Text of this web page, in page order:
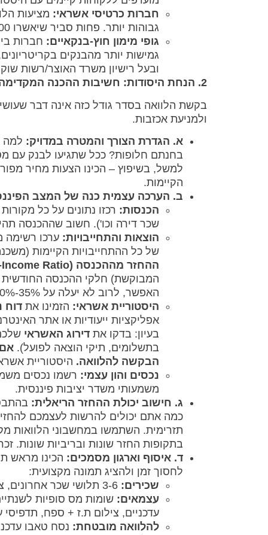
חברות כרטיסי אשראי: מציעות
גבוהות יותר. פחות סביר שיאשרו 300,000 ש"ח כהלוואה לא מובטחת.
גופי מימון חוץ-בנקאיים: חברות
גמישות יותר מהבנקים
ובעל רישיון משרד האוצר/רשות שוק
2. הנחת היסודות: חשיבות ההכנה המקדימה לפני הגשת הבקשה
בקשת הלוואה בסדר גודל כזה אינה דבר
ולמניעת אכזבות.
א. הגדרת הצורך והמטרה במדויק:
בחנתם חלופות? ככל שתגיעו לבנק עם
למשל, בשיפוץ – הכינו הצעות מחיר
הקיימות.
ב. הערכה עצמית כנה של המצב
הכנסות: רכזו נתונים על כל
שכר דירה וכו'). חשוב שההכנסה
הוצאות והתחייבויות: ערכו רשימה
של כל ההתחייבויות הקיימות
ההחזר מההכנסה (DTI – Debt-to-Income Ratio)
המבוקשת) חלקי ההכנסה החודשית
האפשר, לרוב לא יעלה על 35%-40%.
היסטוריית אשראי: הזמינו את דוח
בעיון: בדקו את דירוג האשראי
בתשלומים, תיקי הוצאה לפועל). אם
הבקשה להלוואה. היסטוריית
נכסים והון עצמי: רשמו נכסים
משמעותי משדר יציבות פיננסית.
ג. חישוב יכולת ההחזר הריאלית:
כמה אתם יכולים להרשות לעצמכם
בתקופות החזר שונות ובריביות שונות.
ד. איסוף וארגון מסמכים: הכינו מראש
לחסוך זמן ולהציג תמונה מקצועית:
שכירים:
עצמאים: שומות מס סופיות
עדכניים, צילום ת.ז + ספח, תדפיסי עו"ש (פרטי
להלוואה מובטחת: נסח טאבו